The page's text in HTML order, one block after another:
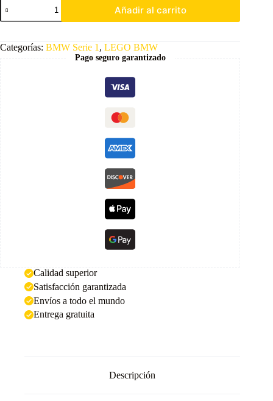
Añadir al carrito
Categorías: BMW Serie 1 , LEGO BMW
Pago seguro garantizado
Calidad superior
Satisfacción garantizada
Envíos a todo el mundo
Entrega gratuita
Descripción